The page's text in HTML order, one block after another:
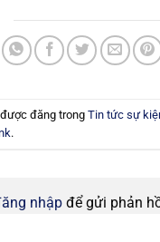
đăng trong Tin tức sự
.
nhập để gửi phản